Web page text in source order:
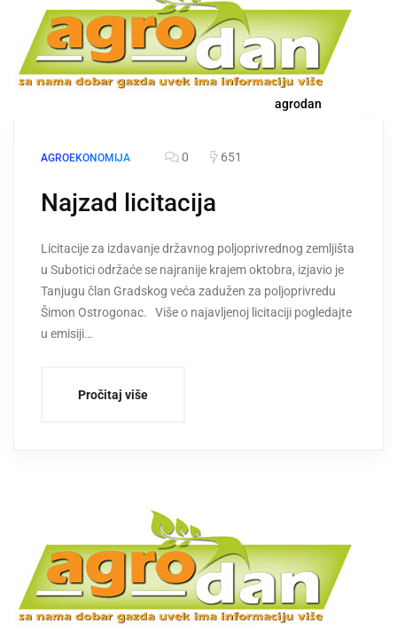
agrodan
AGROEKONOMIJA 0 651
Najzad licitacija
Licitacije za izdavanje državnog poljoprivrednog zemljišta
u Subotici održaće se najranije krajem oktobra, izjavio je
Tanjugu član Gradskog veća zadužen za poljoprivredu
Šimon Ostrogonac. Više o najavljenoj licitaciji pogledajte
u emisiji…
Pročitaj više